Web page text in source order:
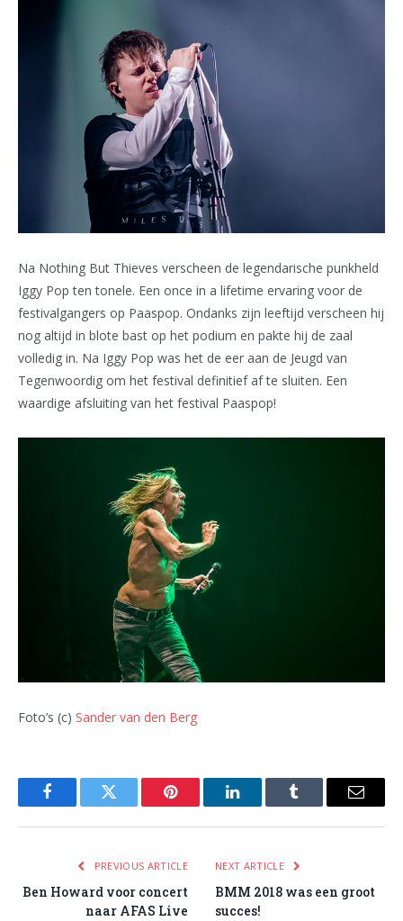
Na Nothing But Thieves verscheen de legendarische punkheld
Iggy Pop ten tonele. Een once in a lifetime ervaring voor de
festivalgangers op Paaspop. Ondanks zijn leeftijd verscheen hij
nog altijd in blote bast op het podium en pakte hij de zaal
volledig in. Na Iggy Pop was het de eer aan de Jeugd van
Tegenwoordig om het festival definitief af te sluiten. Een
waardige afsluiting van het festival Paaspop!
Foto’s (c) Sander van den Berg
FacebookTwitter Pinterest LinkedInTumblr Email
PREVIOUS ARTICLE
Ben Howard voor concert
naar AFAS Live
NEXT ARTICLE
BMM 2018 was een groot
succes!